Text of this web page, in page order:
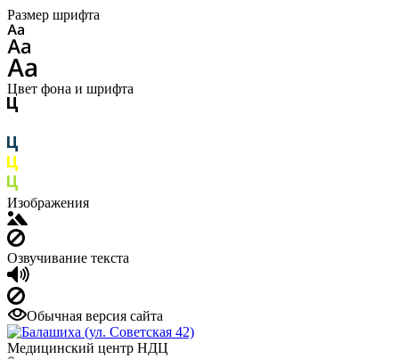
Размер шрифта
Цвет фона и шрифта
Изображения
Озвучивание текста
Обычная версия сайта
Медицинский центр НДЦ